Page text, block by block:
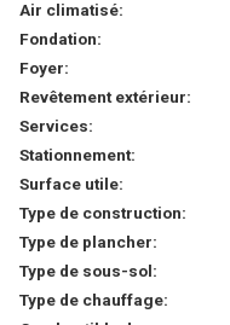
Air climatisé:
Fondation:
Foyer:
Revêtement extérieur:
Services:
Stationnement:
Surface utile:
Type de construction:
Type de plancher:
Type de sous-sol:
Type de chauffage: